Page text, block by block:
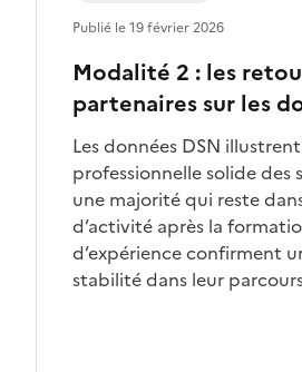
Modalité 2 : les
partenaires sur les
Les données DSN
professionnelle solide des
une majorité qui reste
d’activité après la
d’expérience confirment
stabilité dans leur
Publié le 19 février 2026